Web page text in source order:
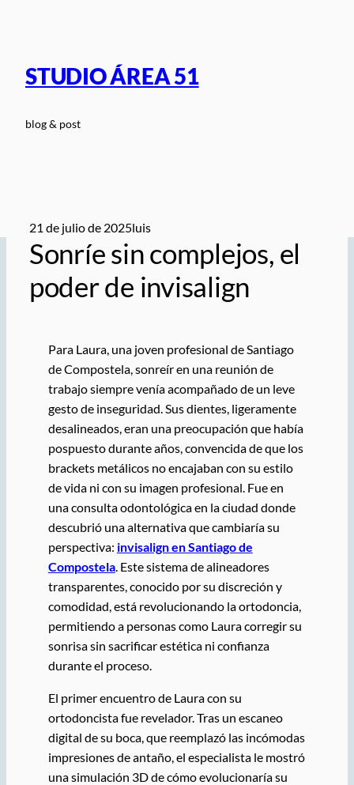
STUDIO ÁREA 51
blog & post
21 de julio de 2025luis
Sonríe sin complejos, el
poder de invisalign
Para Laura, una joven profesional de Santiago
de Compostela, sonreír en una reunión de
trabajo siempre venía acompañado de un leve
gesto de inseguridad. Sus dientes, ligeramente
desalineados, eran una preocupación que había
pospuesto durante años, convencida de que los
brackets metálicos no encajaban con su estilo
de vida ni con su imagen profesional. Fue en
una consulta odontológica en la ciudad donde
descubrió una alternativa que cambiaría su
perspectiva: invisalign en Santiago de
Compostela. Este sistema de alineadores
transparentes, conocido por su discreción y
comodidad, está revolucionando la ortodoncia,
permitiendo a personas como Laura corregir su
sonrisa sin sacrificar estética ni confianza
durante el proceso.
El primer encuentro de Laura con su
ortodoncista fue revelador. Tras un escaneo
digital de su boca, que reemplazó las incómodas
impresiones de antaño, el especialista le mostró
una simulación 3D de cómo evolucionaría su